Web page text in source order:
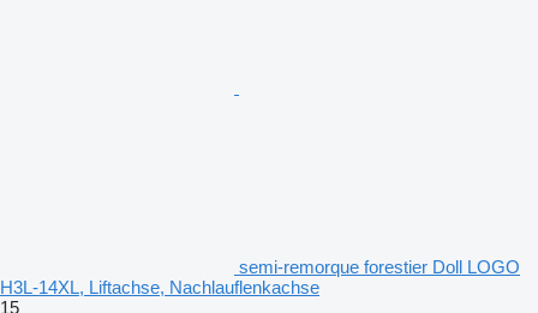
semi-remorque forestier Doll LOGO
H3L-14XL, Liftachse, Nachlauflenkachse
15